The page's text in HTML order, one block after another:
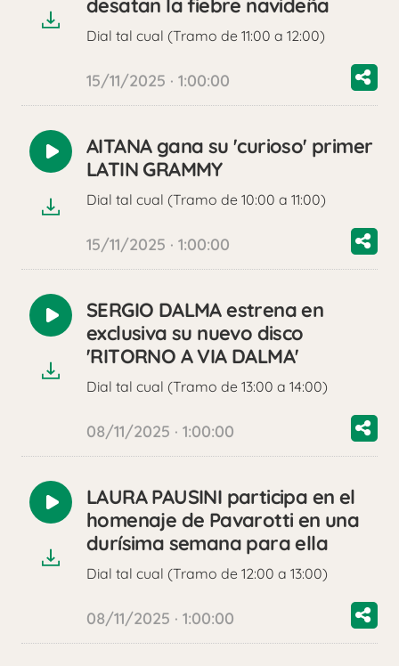
desatan la fiebre navideña
Dial tal cual (Tramo de 11:00 a 12:00)
15/11/2025 · 1:00:00
Reproducir
audio
AITANA gana su 'curioso' primer
LATIN GRAMMY
Dial tal cual (Tramo de 10:00 a 11:00)
15/11/2025 · 1:00:00
Reproducir
audio
SERGIO DALMA estrena en
exclusiva su nuevo disco
'RITORNO A VIA DALMA'
Dial tal cual (Tramo de 13:00 a 14:00)
08/11/2025 · 1:00:00
Reproducir
audio
LAURA PAUSINI participa en el
homenaje de Pavarotti en una
durísima semana para ella
Dial tal cual (Tramo de 12:00 a 13:00)
08/11/2025 · 1:00:00